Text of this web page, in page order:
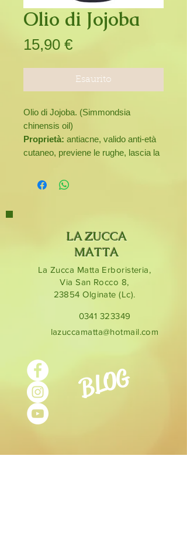
Olio di Jojoba
15,90 €Prezzo
Esaurito
Olio di Jojoba. (Simmondsia
chinensis oil)
Proprietà: antiacne, valido anti-età
cutaneo, previene le rughe, lascia la
l'eccesso di sebo nella pelle grassa
ed è un regolatore in caso di capelli
rende chimicamente molto simile al
Flacone da 50 ml.
LA ZUCCA
MATTA
La Zucca Matta Erboristeria,
Via San Rocco 8,
23854 Olginate (Lc).
0341 323349
lazuccamatta@hotmail.com
BLOG